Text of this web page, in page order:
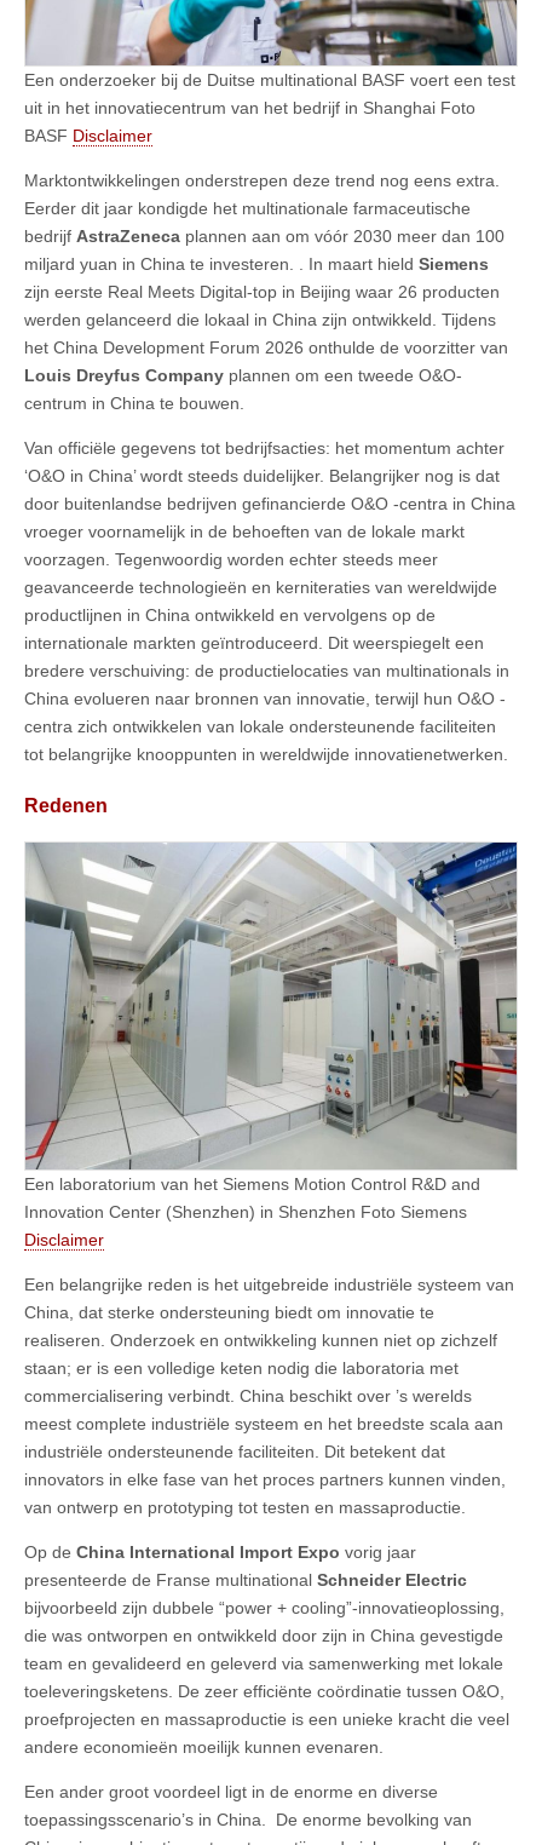
Een onderzoeker bij de Duitse multinational BASF voert een test
uit in het innovatiecentrum van het bedrijf in Shanghai Foto
BASF Disclaimer
Marktontwikkelingen onderstrepen deze trend nog eens extra.
Eerder dit jaar kondigde het multinationale farmaceutische
bedrijf AstraZeneca plannen aan om vóór 2030 meer dan 100
miljard yuan in China te investeren. . In maart hield Siemens
zijn eerste Real Meets Digital-top in Beijing waar 26 producten
werden gelanceerd die lokaal in China zijn ontwikkeld. Tijdens
het China Development Forum 2026 onthulde de voorzitter van
Louis Dreyfus Company plannen om een tweede O&O-
centrum in China te bouwen.
Van officiële gegevens tot bedrijfsacties: het momentum achter
‘O&O in China’ wordt steeds duidelijker. Belangrijker nog is dat
door buitenlandse bedrijven gefinancierde O&O -centra in China
vroeger voornamelijk in de behoeften van de lokale markt
voorzagen. Tegenwoordig worden echter steeds meer
geavanceerde technologieën en kerniteraties van wereldwijde
productlijnen in China ontwikkeld en vervolgens op de
internationale markten geïntroduceerd. Dit weerspiegelt een
bredere verschuiving: de productielocaties van multinationals in
China evolueren naar bronnen van innovatie, terwijl hun O&O -
centra zich ontwikkelen van lokale ondersteunende faciliteiten
tot belangrijke knooppunten in wereldwijde innovatienetwerken.
Redenen
Een laboratorium van het Siemens Motion Control R&D and
Innovation Center (Shenzhen) in Shenzhen Foto Siemens
Disclaimer
Een belangrijke reden is het uitgebreide industriële systeem van
China, dat sterke ondersteuning biedt om innovatie te
realiseren. Onderzoek en ontwikkeling kunnen niet op zichzelf
staan; er is een volledige keten nodig die laboratoria met
commercialisering verbindt. China beschikt over ’s werelds
meest complete industriële systeem en het breedste scala aan
industriële ondersteunende faciliteiten. Dit betekent dat
innovators in elke fase van het proces partners kunnen vinden,
van ontwerp en prototyping tot testen en massaproductie.
Op de China International Import Expo vorig jaar
presenteerde de Franse multinational Schneider Electric
bijvoorbeeld zijn dubbele “power + cooling”-innovatieoplossing,
die was ontworpen en ontwikkeld door zijn in China gevestigde
team en gevalideerd en geleverd via samenwerking met lokale
toeleveringsketens. De zeer efficiënte coördinatie tussen O&O,
proefprojecten en massaproductie is een unieke kracht die veel
andere economieën moeilijk kunnen evenaren.
Een ander groot voordeel ligt in de enorme en diverse
toepassingsscenario’s in China. De enorme bevolking van